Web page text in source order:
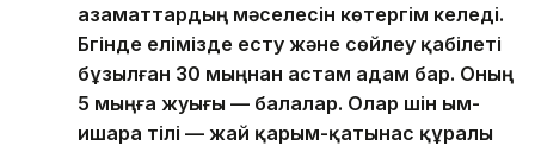
азаматтардың мәселесін көтергім келеді.
Бүгінде елімізде есту және сөйлеу қабілеті
бұзылған 30 мыңнан астам адам бар. Оның
5 мыңға жуығы — балалар. Олар үшін ым-
ишара тілі — жай қарым-қатынас құралы